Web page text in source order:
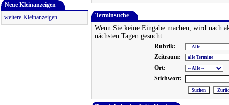
Neue Kleinanzeigen
weitere Kleinanzeigen
Terminsuche
Wenn Sie keine Eingabe machen, wird nach
nächsten Tagen gesucht.
Rubrik:
Zeitraum:
Ort:
Stichwort: